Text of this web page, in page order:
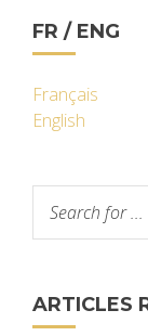
FR / ENG
Français
English
ARTICLES